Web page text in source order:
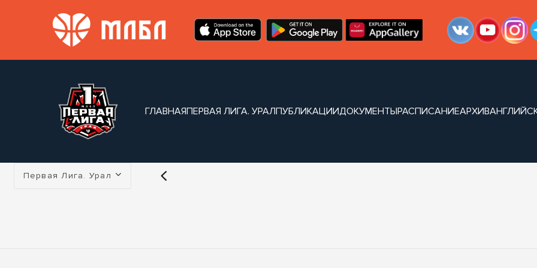
ГЛАВНАЯПЕРВАЯ ЛИГА. УРАЛПУБЛИКАЦИИДОКУМЕНТЫРАСПИСАНИЕАРХИВ
Турнир:
Первая Лига. Урал